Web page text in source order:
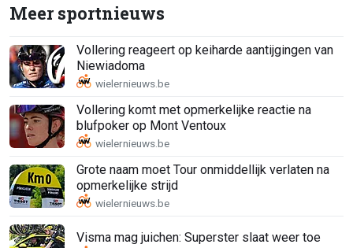
Meer sportnieuws
Vollering reageert op keiharde aantijgingen van
Niewiadoma
Vollering komt met opmerkelijke reactie na
blufpoker op Mont Ventoux
Grote naam moet Tour onmiddellijk verlaten na
opmerkelijke strijd
Visma mag juichen: Superster slaat weer toe